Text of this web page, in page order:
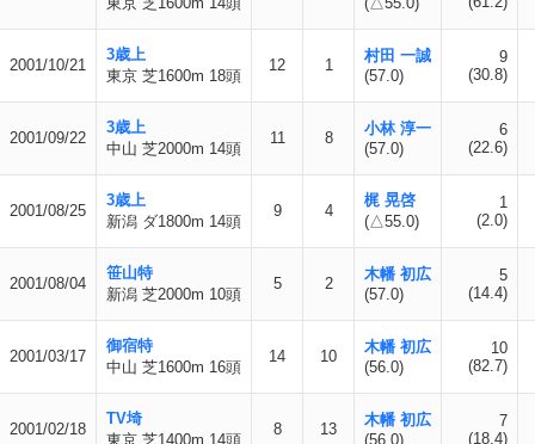
2001/10/21
3歳上
東京 芝1600m 18頭
12 1
村田 一誠
(57.0)
9
(30.8)
2001/09/22
3歳上
中山 芝2000m 14頭
11 8
小林 淳一
(57.0)
6
(22.6)
2001/08/25
3歳上
新潟 ダ1800m 14頭
9 4
梶 晃啓
(△55.0)
1
(2.0)
2001/08/04
笹山特
新潟 芝2000m 10頭
5 2
木幡 初広
(57.0)
5
(14.4)
2001/03/17
御宿特
中山 芝1600m 16頭
14 10
木幡 初広
(56.0)
10
(82.7)
2001/02/18
TV埼
東京 芝1400m 14頭
8 13
木幡 初広
(56.0)
7
(18.4)